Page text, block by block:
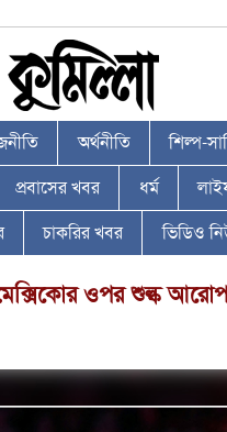
অর্থনীতি শিল্প-
প্রবাসের খবর ধর্ম
চাকরির খবর ভিডিও
ওপর শুল্ক আরোপ